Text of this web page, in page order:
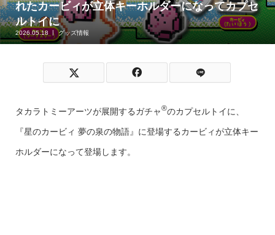
れたカービィが立体キーホルダーになってカプセ
ルトイに
2026.05.18 グッズ情報
タカラトミーアーツが展開するガチャ®のカプセルトイに、
『星のカービィ 夢の泉の物語』に登場するカービィが立体キー
ホルダーになって登場します。